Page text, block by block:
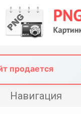
content
продается
Навигация